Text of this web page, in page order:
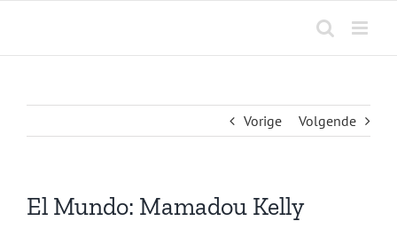
Vorige Volgende
El Mundo: Mamadou Kelly